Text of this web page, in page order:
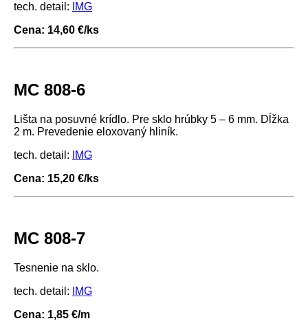
tech. detail:
IMG
Cena: 14,60 €/ks
MC 808-6
Lišta na posuvné krídlo. Pre sklo hrúbky 5 – 6 mm. Dĺžka
2 m. Prevedenie eloxovaný hliník.
tech. detail:
IMG
Cena: 15,20 €/ks
MC 808-7
Tesnenie na sklo.
tech. detail:
IMG
Cena: 1,85 €/m